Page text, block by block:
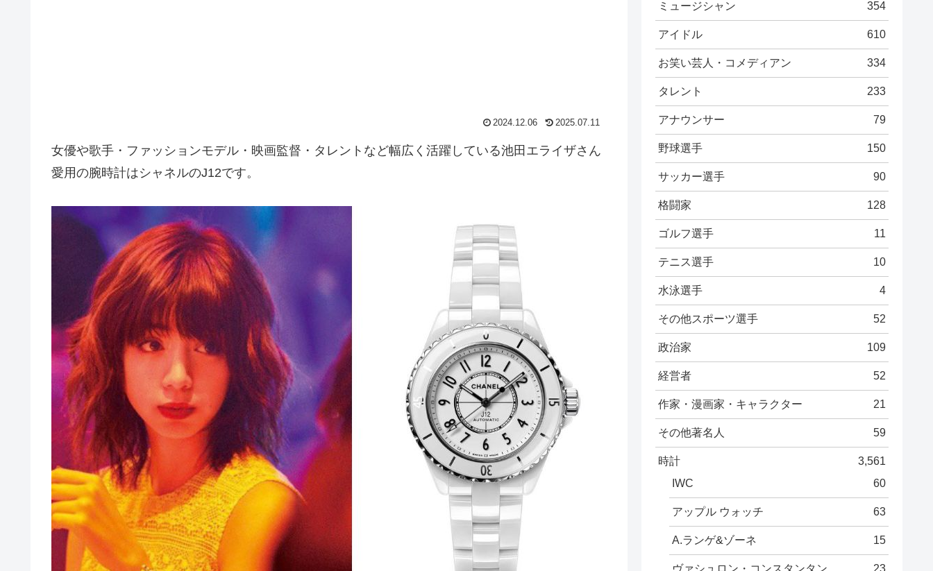
2024.12.06 2025.07.11
女優や歌手・ファッションモデル・映画監督・タレントなど幅広く活躍している池田エライザさん
愛用の腕時計はシャネルのJ12です。
ミュージシャン 354
アイドル 610
お笑い芸人・コメディアン 334
タレント 233
アナウンサー 79
野球選手 150
サッカー選手 90
格闘家 128
ゴルフ選手 11
テニス選手 10
水泳選手 4
その他スポーツ選手 52
政治家 109
経営者 52
作家・漫画家・キャラクター 21
その他著名人 59
時計
3,561
IWC
60
アップル ウォッチ 63
A.ランゲ&ゾーネ 15